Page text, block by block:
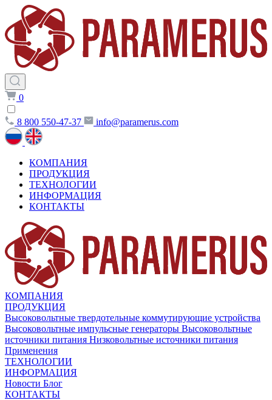
0
8 800 550-47-37 info@paramerus.com
КОМПАНИЯ
ПРОДУКЦИЯ
ТЕХНОЛОГИИ
ИНФОРМАЦИЯ
КОНТАКТЫ
КОМПАНИЯ
ПРОДУКЦИЯ
Высоковольтные твердотельные коммутирующие устройства
Высоковольтные импульсные генераторы Высоковольтные
источники питания Низковольтные источники питания
Применения
ТЕХНОЛОГИИ
ИНФОРМАЦИЯ
Новости Блог
КОНТАКТЫ